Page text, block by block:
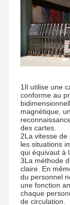
1Il utilise une
conforme au
magnétique,
des cartes.
2La vitesse de
les situations
qui équivaut à
3La méthode
claire. En
du personnel
une fonction
chaque
de circulation.